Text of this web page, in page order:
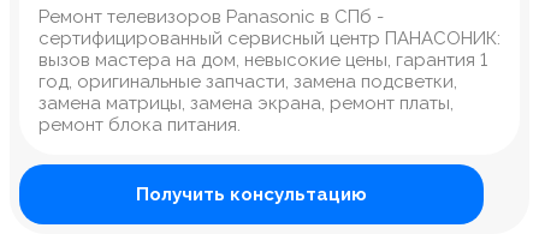
Ремонт телевизоров Panasonic в СПб -
сертифицированный сервисный центр ПАНАСОНИК:
вызов мастера на дом, невысокие цены, гарантия 1
год, оригинальные запчасти, замена подсветки,
замена матрицы, замена экрана, ремонт платы,
ремонт блока питания.
Получить консультацию